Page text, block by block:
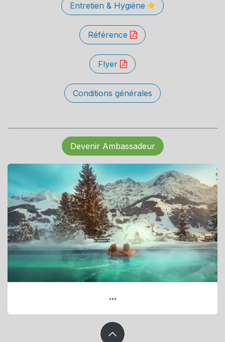
Entretien & Hygiène
Référence
Flyer
Conditions générales
Devenir Ambassadeur
...